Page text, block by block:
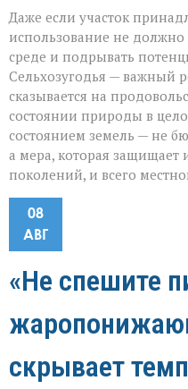
Даже если участок
использование не
среде и подрывать
Сельхозугодья — важный
сказывается на
состоянии природы в
состоянием земель — не
а мера, которая
поколений, и всего
08
АВГ
«Не спешите
скрывает